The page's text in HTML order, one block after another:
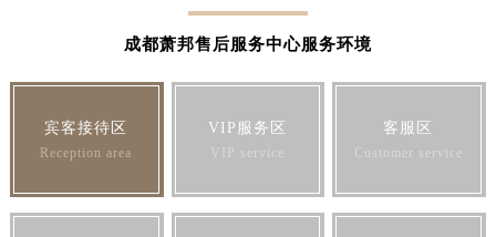
成都萧邦售后服务中心服务环境
宾客接待区
Reception area
VIP服务区
VIP service
客服区
Customer service